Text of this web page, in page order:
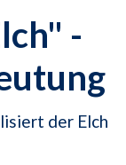
-
der Elch